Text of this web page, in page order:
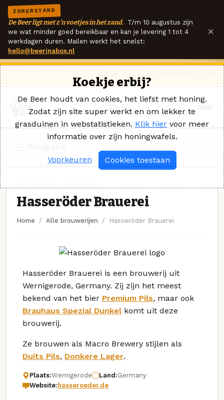
ZOMERSTAND
De Beer ligt met z'n voetjes in het zand. T/m 10 augustus zijn
we wat minder goed bereikbaar en kan je levering 1 tot 4
werkdagen duren. Mailen werkt het snelst:
hello@beerinabox.nl
×
Hasseröder Brauerei
Home Alle brouwerijen Hasseröder Brauerei
Hasseröder Brauerei is een brouwerij uit
Wernigerode, Germany. Zij zijn het meest
bekend van het bier Premium Pils, maar ook
Brauhaus Spezial Dunkel komt uit deze
brouwerij.
Ze brouwen als Macro Brewery stijlen als
Duits Pils, Donkere Lager.
Plaats:Wernigerode Land:Germany
Website: hasseroeder.de
Koekje erbij?
De Beer houdt van cookies, het liefst met honing.
Zodat zijn site super werkt en om lekker te
grasduinen in webstatistieken. Klik hier voor meer
informatie over zijn honingwafels.
Voorkeuren Cookies toestaan